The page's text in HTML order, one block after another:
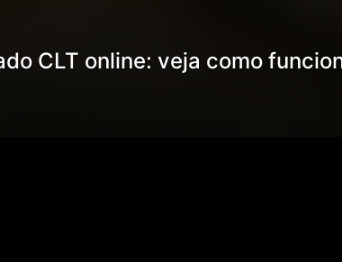
CLT online: veja como